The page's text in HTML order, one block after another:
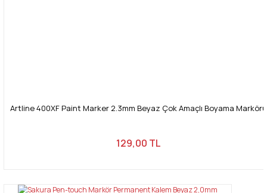
Artline 400XF Paint Marker 2.3mm Beyaz Çok Amaçlı Boyama Markörü
129,00 TL